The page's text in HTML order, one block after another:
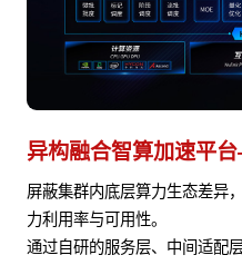
异构融合智算加速平
屏蔽集群内底层算力生态差异
力利用率与可用性。
通过自研的服务层、中间适配